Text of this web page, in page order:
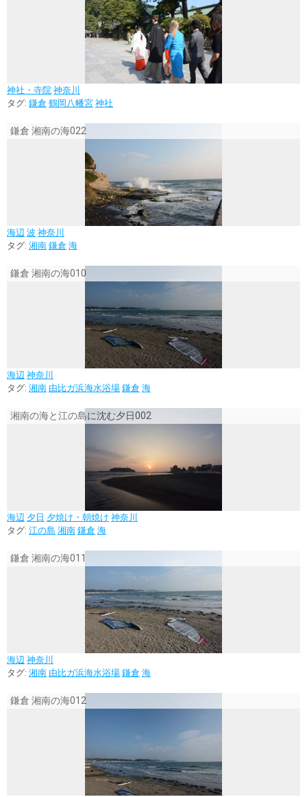
神社・寺院 神奈川
タグ: 鎌倉 鶴岡八幡宮 神社
鎌倉 湘南の海022
海辺 波 神奈川
タグ: 湘南 鎌倉 海
鎌倉 湘南の海010
海辺 神奈川
タグ: 湘南 由比ガ浜海水浴場 鎌倉 海
湘南の海と江の島に沈む夕日002
海辺 夕日 夕焼け・朝焼け 神奈川
タグ: 江の島 湘南 鎌倉 海
鎌倉 湘南の海011
海辺 神奈川
タグ: 湘南 由比ガ浜海水浴場 鎌倉 海
鎌倉 湘南の海012